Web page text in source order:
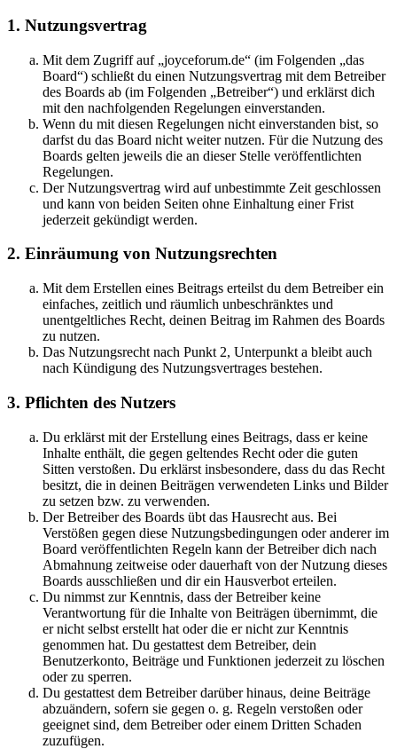
1. Nutzungsvertrag
Mit dem Zugriff auf „joyceforum.de“ (im Folgenden „das
Board“) schließt du einen Nutzungsvertrag mit dem Betreiber
des Boards ab (im Folgenden „Betreiber“) und erklärst dich
mit den nachfolgenden Regelungen einverstanden.
Wenn du mit diesen Regelungen nicht einverstanden bist, so
darfst du das Board nicht weiter nutzen. Für die Nutzung des
Boards gelten jeweils die an dieser Stelle veröffentlichten
Regelungen.
Der Nutzungsvertrag wird auf unbestimmte Zeit geschlossen
und kann von beiden Seiten ohne Einhaltung einer Frist
jederzeit gekündigt werden.
2. Einräumung von Nutzungsrechten
Mit dem Erstellen eines Beitrags erteilst du dem Betreiber ein
einfaches, zeitlich und räumlich unbeschränktes und
unentgeltliches Recht, deinen Beitrag im Rahmen des Boards
zu nutzen.
Das Nutzungsrecht nach Punkt 2, Unterpunkt a bleibt auch
nach Kündigung des Nutzungsvertrages bestehen.
3. Pflichten des Nutzers
Du erklärst mit der Erstellung eines Beitrags, dass er keine
Inhalte enthält, die gegen geltendes Recht oder die guten
Sitten verstoßen. Du erklärst insbesondere, dass du das Recht
besitzt, die in deinen Beiträgen verwendeten Links und Bilder
zu setzen bzw. zu verwenden.
Der Betreiber des Boards übt das Hausrecht aus. Bei
Verstößen gegen diese Nutzungsbedingungen oder anderer im
Board veröffentlichten Regeln kann der Betreiber dich nach
Abmahnung zeitweise oder dauerhaft von der Nutzung dieses
Boards ausschließen und dir ein Hausverbot erteilen.
Du nimmst zur Kenntnis, dass der Betreiber keine
Verantwortung für die Inhalte von Beiträgen übernimmt, die
er nicht selbst erstellt hat oder die er nicht zur Kenntnis
genommen hat. Du gestattest dem Betreiber, dein
Benutzerkonto, Beiträge und Funktionen jederzeit zu löschen
oder zu sperren.
Du gestattest dem Betreiber darüber hinaus, deine Beiträge
abzuändern, sofern sie gegen o. g. Regeln verstoßen oder
geeignet sind, dem Betreiber oder einem Dritten Schaden
zuzufügen.